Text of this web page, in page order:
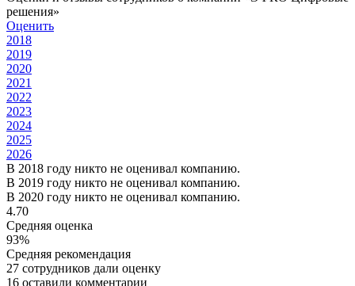
решения»
Оценить
2018
2019
2020
2021
2022
2023
2024
2025
2026
В 2018 году никто не оценивал компанию.
В 2019 году никто не оценивал компанию.
В 2020 году никто не оценивал компанию.
4.70
Средняя оценка
93%
Средняя рекомендация
27 сотрудников дали оценку
16 оставили комментарии